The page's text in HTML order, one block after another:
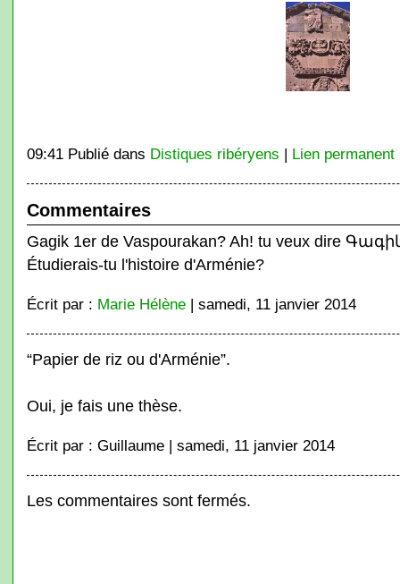
09:41 Publié dans Distiques ribéryens | Lien permanent
Commentaires
Gagik 1er de Vaspourakan? Ah! tu veux dire
Étudierais-tu l'histoire d'Arménie?
Écrit par : Marie Hélène| samedi, 11 janvier 2014
“Papier de riz ou d'Arménie”.
Oui, je fais une thèse.
Écrit par : Guillaume | samedi, 11 janvier 2014
Les commentaires sont fermés.